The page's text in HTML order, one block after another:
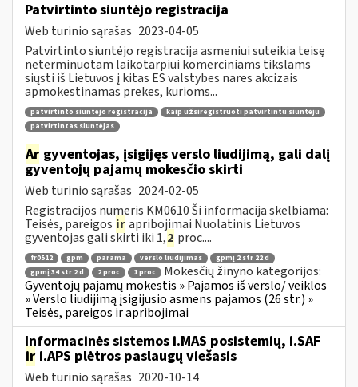
Patvirtinto siuntėjo registracija
Web turinio sąrašas 2023-04-05
Patvirtinto siuntėjo registracija asmeniui suteikia teisę
neterminuotam laikotarpiui komerciniams tikslams
siųsti iš Lietuvos į kitas ES valstybes nares akcizais
apmokestinamas prekes, kurioms...
patvirtinto siuntėjo registracija
kaip užsiregistruoti patvirtintu siuntėju
patvirtintas siuntėjas
Ar gyventojas, įsigijęs verslo liudijimą, gali dalį
gyventojų pajamų mokesčio skirti
Web turinio sąrašas 2024-02-05
Registracijos numeris KM0610 Ši informacija skelbiama:
Teisės, pareigos irapribojimai Nuolatinis Lietuvos
gyventojas gali skirti iki 1,2 proc....
fr0512 gpm parama verslo liudijimas
gpmį 2 str 22 d
gpmį 34 str 2 d
2 proc 1 proc
Mokesčių žinyno kategorijos:
Gyventojų pajamų mokestis » Pajamos iš verslo/ veiklos
» Verslo liudijimą įsigijusio asmens pajamos (26 str.) »
Teisės, pareigos ir apribojimai
Informacinės sistemos i.MAS posistemių, i.SAF
ir i.APS plėtros paslaugų viešasis
Web turinio sąrašas 2020-10-14